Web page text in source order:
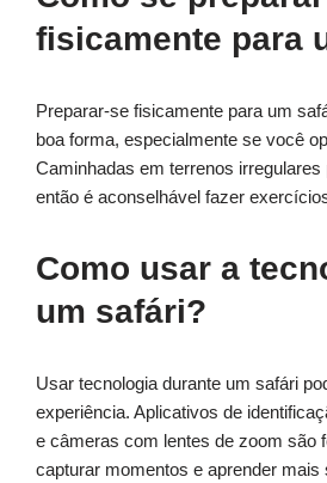
fisicamente para
Preparar-se fisicamente para um
boa forma, especialmente se você
Caminhadas em terrenos
então é aconselhável fazer
Como usar a
um safári?
Usar tecnologia durante um safári
experiência. Aplicativos de
e câmeras com lentes de zoom são
capturar momentos e aprender mais